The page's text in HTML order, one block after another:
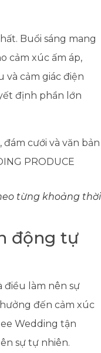
Buổi sáng mang
cảm xúc ấm áp,
và cảm giác điện
định phần lớn
từng khoảng thời
động tự
điều làm nên sự
đến cảm xúc
Wedding tận
sự tự nhiên.